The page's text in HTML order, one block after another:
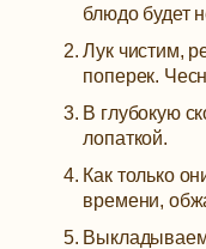
блюдо будет
Лук чистим,
поперек.
В глубокую
лопаткой.
Как только
времени,
Выкладываем